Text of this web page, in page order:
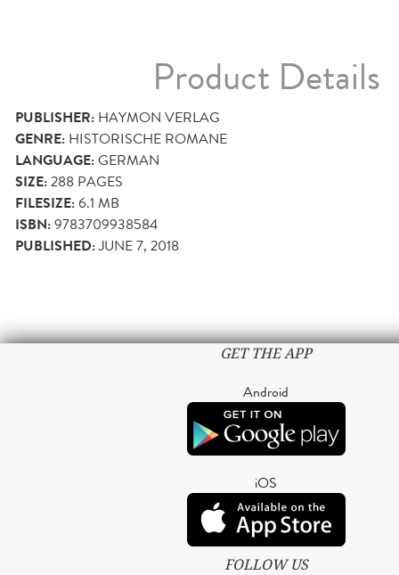
Product Details
PUBLISHER: HAYMON VERLAG
GENRE: HISTORISCHE ROMANE
LANGUAGE:GERMAN
SIZE:288 PAGES
FILESIZE:6.1 MB
ISBN:9783709938584
PUBLISHED:JUNE 7, 2018
GET THE APP
Android
iOS
FOLLOW US